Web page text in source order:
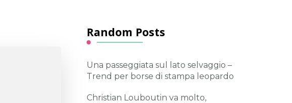
Random Posts
Una passeggiata sul lato selvaggio –
Trend per borse di stampa leopardo
Christian Louboutin va molto,